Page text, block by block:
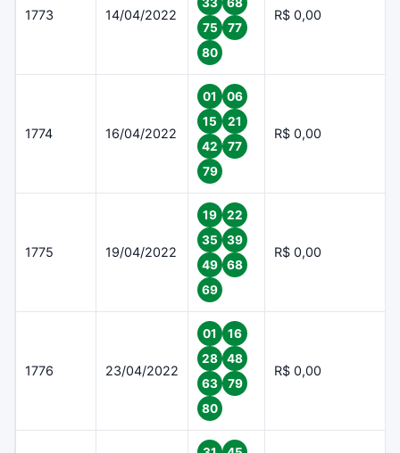
1773 14/04/2022
75
77
80
R$ 0,00
1774 16/04/2022
01
06
15
21
42
77
79
R$ 0,00
1775 19/04/2022
19
22
35
39
49
68
69
R$ 0,00
1776 23/04/2022
01
16
28
48
63
79
80
R$ 0,00